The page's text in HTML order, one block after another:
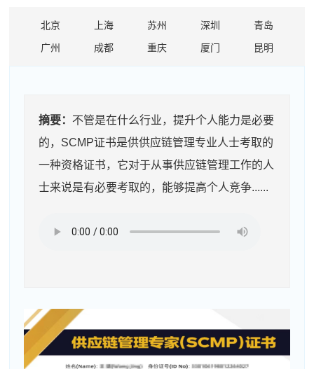
北京 上海 苏州 深圳
青岛
广州
成都 重庆 厦门 昆明
摘要： 不管是在什么行业，提升个人能力是必要
的，SCMP证书是供供应链管理专业人士考取的
一种资格证书，它对于从事供应链管理工作的人
士来说是有必要考取的，能够提高个人竞争......